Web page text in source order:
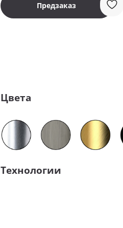
Предзаказ
Цвета
Технологии